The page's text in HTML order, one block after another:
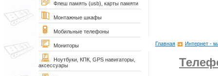
Флеш память (usb), карты памяти
Монтажные шкафы
Мобильные телефоны
Мониторы
Ноутбуки, КПК, GPS навигаторы,
аксессуары
Главная Интернет -